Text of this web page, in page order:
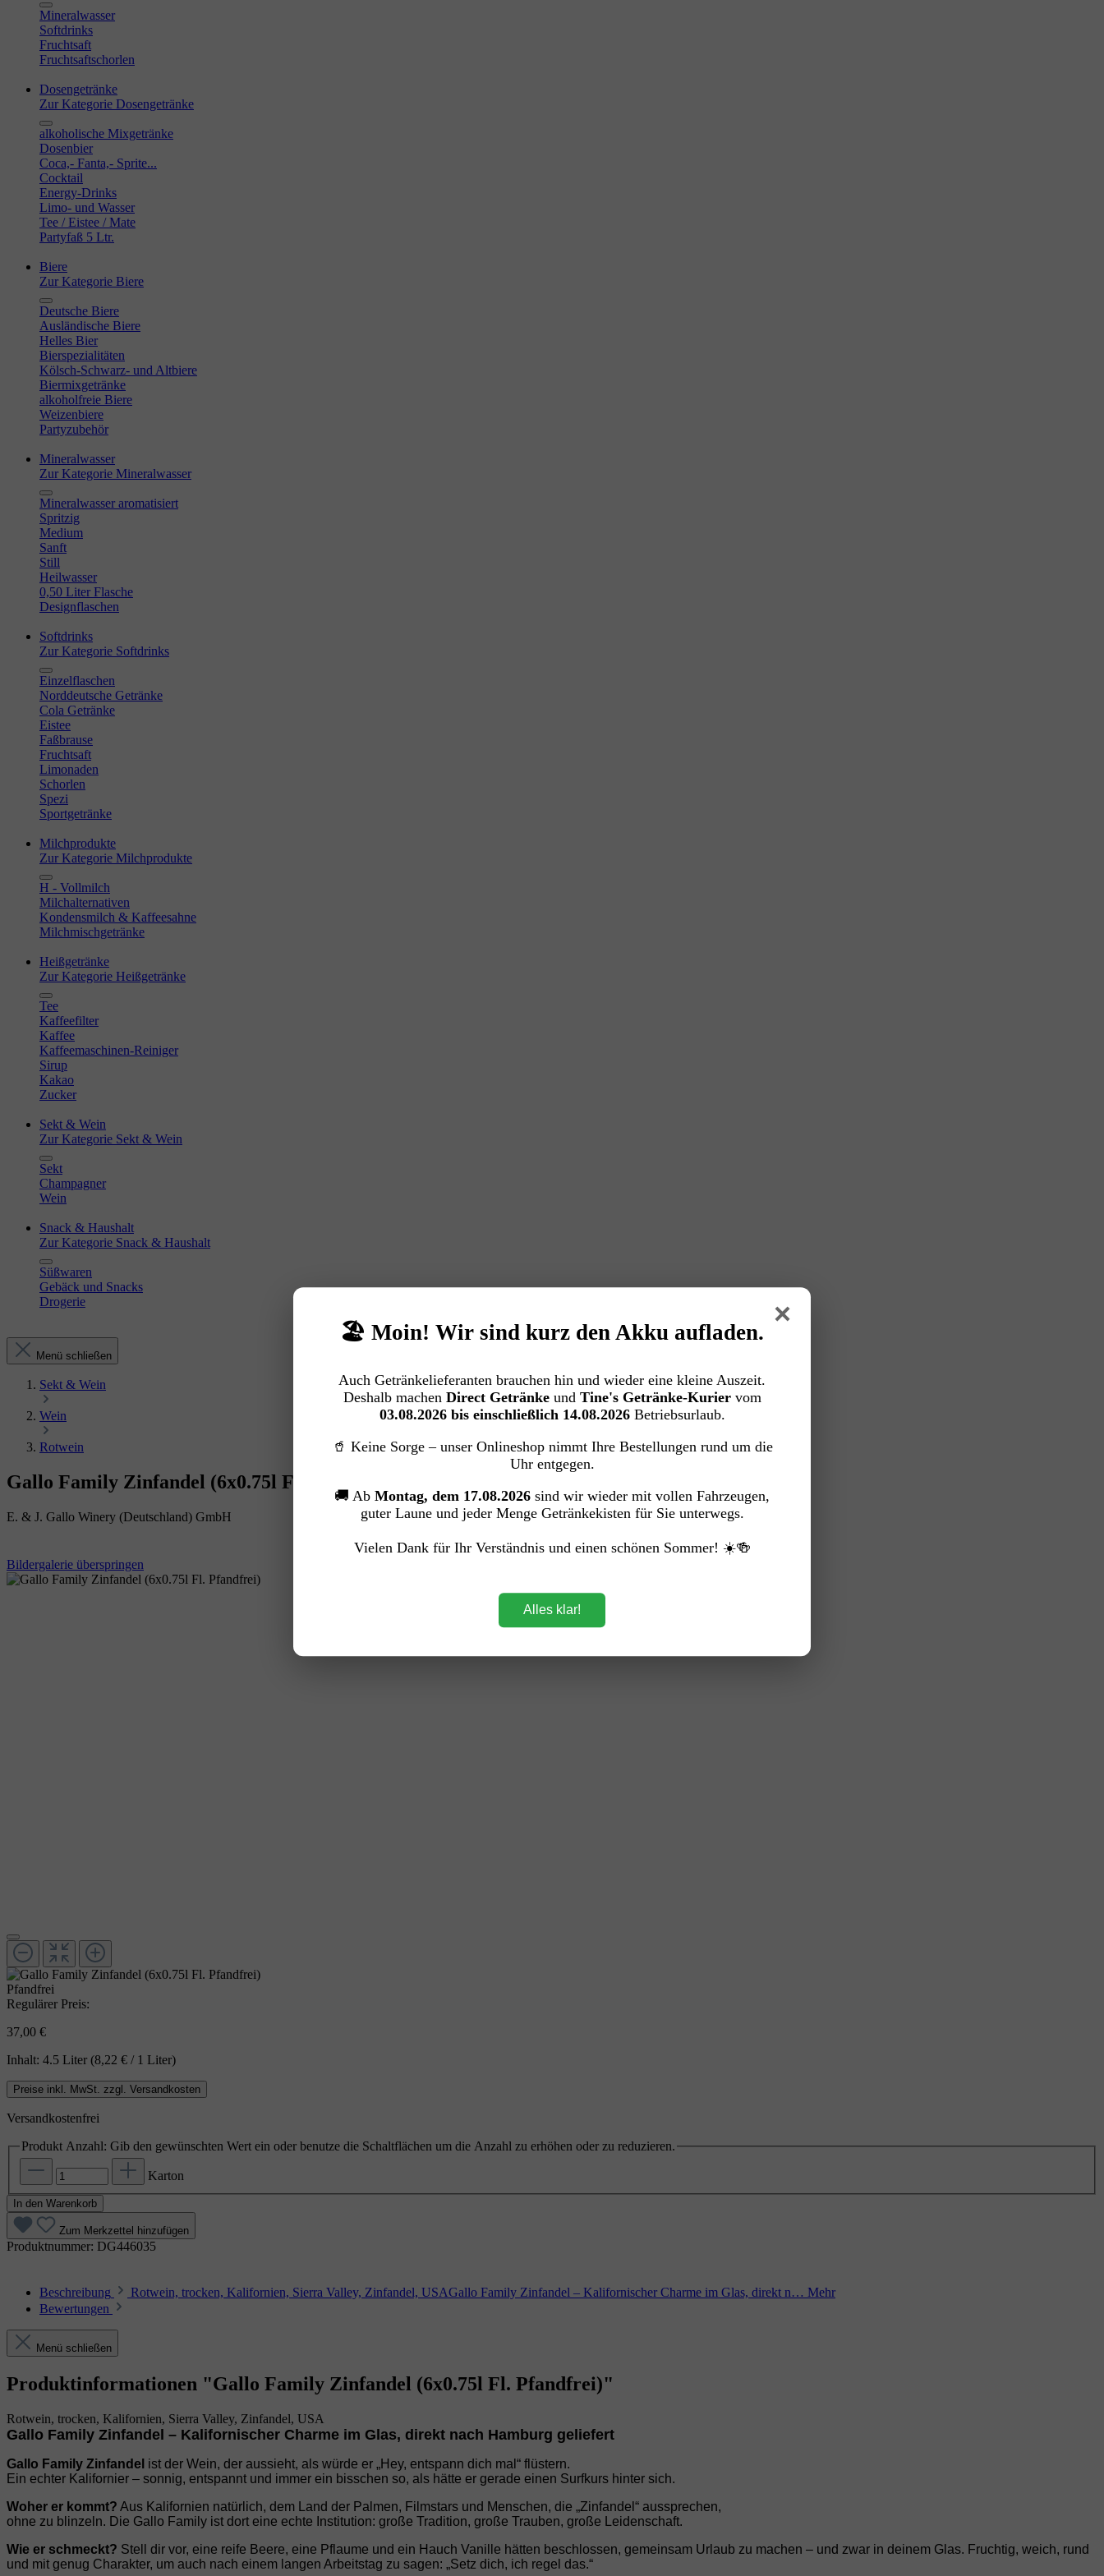
Mineralwasser
Softdrinks
Fruchtsaft
Fruchtsaftschorlen
Dosengetränke
Zur Kategorie Dosengetränke
alkoholische Mixgetränke
Dosenbier
Coca,- Fanta,- Sprite...
Cocktail
Energy-Drinks
Limo- und Wasser
Tee / Eistee / Mate
Partyfaß 5 Ltr.
Biere
Zur Kategorie Biere
Deutsche Biere
Ausländische Biere
Helles Bier
Bierspezialitäten
Kölsch-Schwarz- und Altbiere
Biermixgetränke
alkoholfreie Biere
Weizenbiere
Partyzubehör
Mineralwasser
Zur Kategorie Mineralwasser
Mineralwasser aromatisiert
Spritzig
Medium
Sanft
Still
Heilwasser
0,50 Liter Flasche
Designflaschen
Softdrinks
Zur Kategorie Softdrinks
Einzelflaschen
Norddeutsche Getränke
Cola Getränke
Eistee
Faßbrause
Fruchtsaft
Limonaden
Schorlen
Spezi
Sportgetränke
Milchprodukte
Zur Kategorie Milchprodukte
H - Vollmilch
Milchalternativen
Kondensmilch & Kaffeesahne
Milchmischgetränke
Heißgetränke
Zur Kategorie Heißgetränke
Tee
Kaffeefilter
Kaffee
Kaffeemaschinen-Reiniger
Sirup
Kakao
Zucker
Sekt & Wein
Zur Kategorie Sekt & Wein
Sekt
Champagner
Wein
Snack & Haushalt
Zur Kategorie Snack & Haushalt
Süßwaren
Gebäck und Snacks
Drogerie
Menü schließen
Sekt & Wein
Wein
Rotwein
Gallo Family Zinfandel (6x0.75l Fl. Pfandfrei)
E. & J. Gallo Winery (Deutschland) GmbH
Bildergalerie überspringen
Pfandfrei
Regulärer Preis:
37,00 €
Inhalt: 4.5 Liter (8,22 € / 1 Liter)
Preise inkl. MwSt. zzgl. Versandkosten
Versandkostenfrei
Produkt Anzahl: Gib den gewünschten Wert ein oder benutze die Schaltflächen um die Anzahl zu erhöhen oder zu reduzieren.
Karton
In den Warenkorb
Zum Merkzettel hinzufügen
Produktnummer: DG446035
Beschreibung Rotwein, trocken, Kalifornien, Sierra Valley, Zinfandel, USAGallo Family Zinfandel – Kalifornischer Charme im Glas, direkt n… Mehr
Bewertungen
Menü schließen
Produktinformationen "Gallo Family Zinfandel (6x0.75l Fl. Pfandfrei)"
Rotwein, trocken, Kalifornien, Sierra Valley, Zinfandel, USA
Gallo Family Zinfandel – Kalifornischer Charme im Glas, direkt nach Hamburg geliefert
Gallo Family Zinfandel ist der Wein, der aussieht, als würde er „Hey, entspann dich mal“ flüstern.
Ein echter Kalifornier – sonnig, entspannt und immer ein bisschen so, als hätte er gerade einen Surfkurs hinter sich.
Woher er kommt? Aus Kalifornien natürlich, dem Land der Palmen, Filmstars und Menschen, die „Zinfandel“ aussprechen,
ohne zu blinzeln. Die Gallo Family ist dort eine echte Institution: große Tradition, große Trauben, große Leidenschaft.
Wie er schmeckt? Stell dir vor, eine reife Beere, eine Pflaume und ein Hauch Vanille hätten beschlossen, gemeinsam Urlaub zu machen – und zwar in deinem Glas. Fruchtig, weich, rund
und mit genug Charakter, um auch nach einem langen Arbeitstag zu sagen: „Setz dich, ich regel das.“
×
🏖️ Moin! Wir sind kurz den Akku aufladen.
Auch Getränkelieferanten brauchen hin und wieder eine kleine Auszeit.
Deshalb machen Direct Getränkeund Tine's Getränke-Kuriervom
03.08.2026 bis einschließlich 14.08.2026Betriebsurlaub.
🥤 Keine Sorge – unser Onlineshop nimmt Ihre Bestellungen rund um die
Uhr entgegen.
🚚 Ab Montag, dem 17.08.2026 sind wir wieder mit vollen Fahrzeugen,
guter Laune und jeder Menge Getränkekisten für Sie unterwegs.
Vielen Dank für Ihr Verständnis und einen schönen Sommer! ☀️🍻
Alles klar!